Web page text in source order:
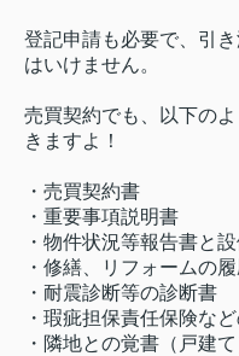
登記申請も必要で、引
はいけません。
売買契約でも、以下の
きますよ！
・売買契約書
・重要事項説明書
・物件状況等報告書と
・修繕、リフォームの
・耐震診断等の診断書
・瑕疵担保責任保険な
・隣地との覚書（戸建て